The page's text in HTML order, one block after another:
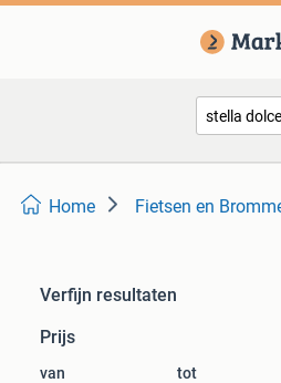
Home Fietsen en
Verfijn resultaten
Prijs
van tot